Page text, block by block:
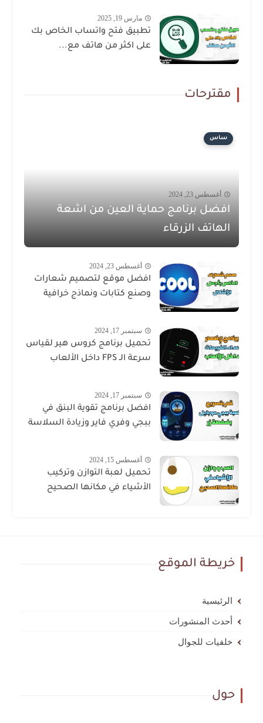
مارس 19, 2025
تطبيق فتح واتساب الخاص بك
على اكثر من هاتف مع...
مقترحات
ساس
أغسطس 23, 2024
افضل برنامج حماية العين من اشعة
الهاتف الزرقاء
أغسطس 23, 2024
افضل موقع لتصميم شعارات
وصنع كتابات ونماذج خرافية
سبتمبر 17, 2024
تحميل برنامج كروس هير لقياس
سرعة الـ FPS داخل الألعاب
سبتمبر 17, 2024
افضل برنامج تقوية البنق في
ببجي وفري فاير وزيادة السلاسة
أغسطس 15, 2024
تحميل لعبة التوازن وتركيب
الأشياء في مكانها الصحيح
خريطة الموقع
الرئيسية
أحدث المنشورات
خلفيات للجوال
حول